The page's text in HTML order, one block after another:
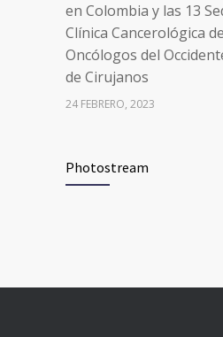
en Colombia y las 13
Clínica Cancerológica
Oncólogos del
de Cirujanos
24 FEBRERO, 2023
junio 2021)
años
Photostream